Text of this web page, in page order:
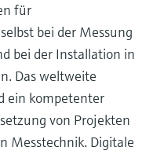
für
bei der Messung
bei der Installation in
Das weltweite
ein kompetenter
von Projekten
Messtechnik. Digitale